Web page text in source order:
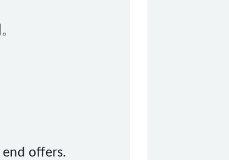
offers.